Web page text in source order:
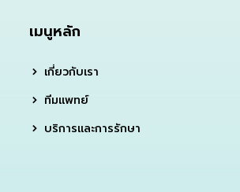
เมนูหลัก
เกี่ยวกับเรา
ทีมแพทย์
บริการและการรักษา